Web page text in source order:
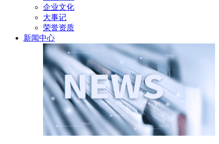
企业文化
大事记
荣誉资质
新闻中心